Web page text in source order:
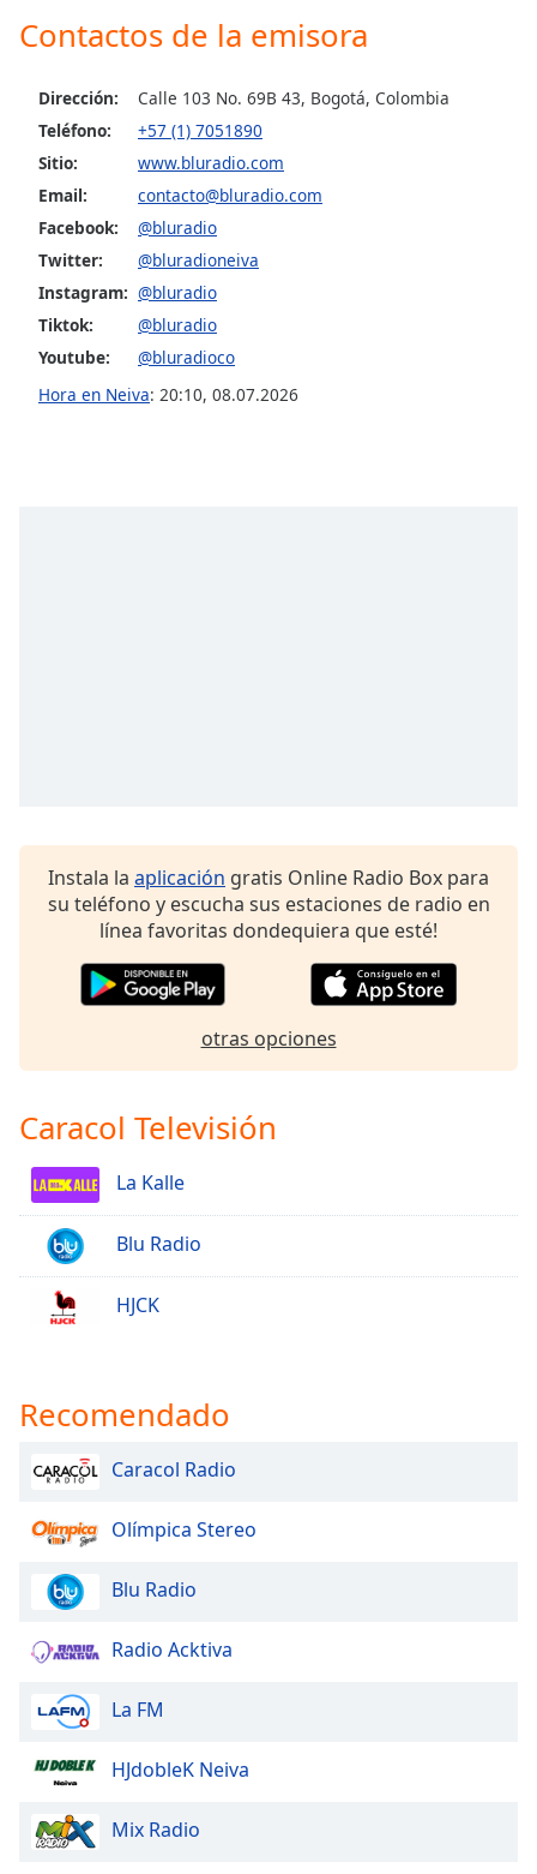
Opacity
Caption
Background
Color
Opacity
window.
Contactos de la emisora
Dirección:
Calle 103 No. 69B 43, Bogotá, Colombia
Teléfono:
+57 (1) 7051890
Sitio:
www.bluradio.com
Email:
contacto@bluradio.com
Facebook:
@bluradio
Twitter:
@bluradioneiva
Instagram: @bluradio
Tiktok:
@bluradio
Youtube:
@bluradioco
Hora en Neiva: 20:10, 08.07.2026
Instala la aplicación gratis Online Radio Box para
su teléfono y escucha sus estaciones de radio en
línea favoritas dondequiera que esté!
otras opciones
Caracol Televisión
La Kalle
Blu Radio
HJCK
Recomendado
Caracol Radio
Olímpica Stereo
Blu Radio
Radio Acktiva
La FM
HJdobleK Neiva
Mix Radio